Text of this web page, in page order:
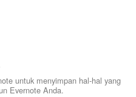
untuk menyimpan hal-hal yang
Evernote Anda.